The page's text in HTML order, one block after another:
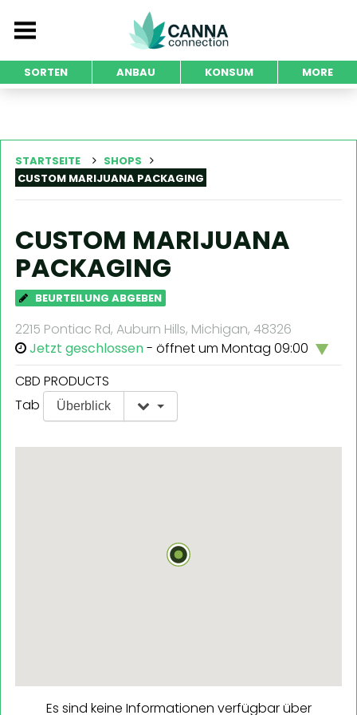
SORTEN ANBAU KONSUM MORE
STARTSEITE
SHOPS
CUSTOM MARIJUANA PACKAGING
CUSTOM MARIJUANA
PACKAGING
BEURTEILUNG ABGEBEN
2215 Pontiac Rd, Auburn Hills, Michigan, 48326
Jetzt geschlossen- öffnet um Montag 09:00
CBD PRODUCTS
Tab
Überblick
Es sind keine Informationen verfügbar über